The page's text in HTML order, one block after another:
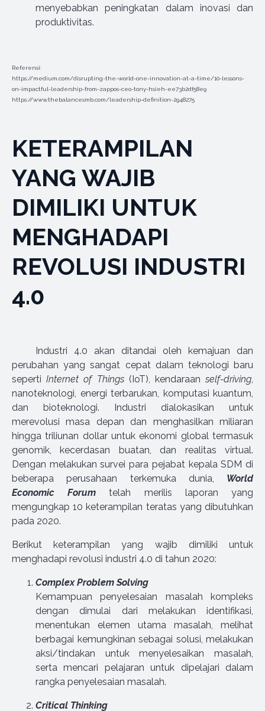
menyebabkan peningkatan dalam inovasi dan
produktivitas.
Referensi:
https://medium.com/disrupting-the-world-one-innovation-at-a-time/10-lessons-
on-impactful-leadership-from-zappos-ceo-tony-hsieh-ee73b2df58e9
https://www.thebalancesmb.com/leadership-definition-2948275
KETERAMPILAN
YANG WAJIB
DIMILIKI UNTUK
MENGHADAPI
REVOLUSI INDUSTRI
4.0
Industri 4.0 akan ditandai oleh kemajuan dan
perubahan yang sangat cepat dalam teknologi baru
sepertiInternet of Things(IoT), kendaraanself-driving,
nanoteknologi, energi terbarukan, komputasi kuantum,
dan bioteknologi. Industri dialokasikan untuk
merevolusi masa depan dan menghasilkan miliaran
hingga triliunan dollar untuk ekonomi global termasuk
genomik, kecerdasan buatan, dan realitas virtual.
Dengan melakukan survei para pejabat kepala SDM di
beberapa perusahaan terkemuka dunia, World
Economic Forum telah merilis laporan yang
mengungkap 10 keterampilan teratas yang dibutuhkan
pada 2020.
Berikut keterampilan yang wajib dimiliki untuk
menghadapi revolusi industri 4.0 di tahun 2020:
Complex Problem Solving
Kemampuan penyelesaian masalah kompleks
dengan dimulai dari melakukan identifikasi,
menentukan elemen utama masalah, melihat
berbagai kemungkinan sebagai solusi, melakukan
aksi/tindakan untuk menyelesaikan masalah,
serta mencari pelajaran untuk dipelajari dalam
rangka penyelesaian masalah.
Critical Thinking